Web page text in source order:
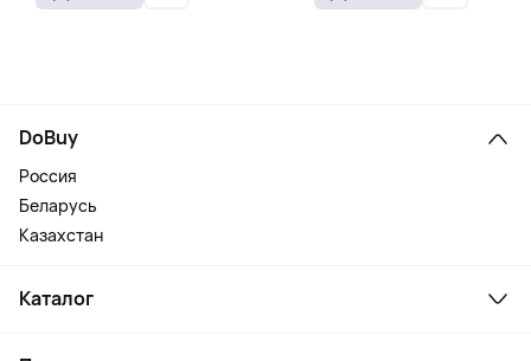
DoBuy
Россия
Беларусь
Казахстан
Каталог